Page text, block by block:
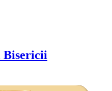
Bisericii